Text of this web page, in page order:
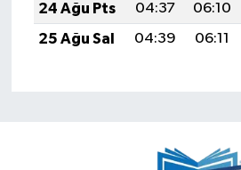
24 Ağu Pts
04:37 06:10
25 Ağu Sal
04:39 06:11